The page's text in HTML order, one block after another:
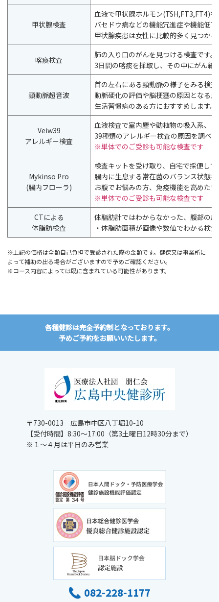
甲状腺検査
血液で甲状腺ホルモン(TSH,FT3,FT4)
バセドウ病などの機能冗進症や機能低
甲状腺疾患は女性に比較的多く見つか
喀痰検査
肺の入り口のがんを見つける検査です。
3日間の喀痰を採取し、その中にがん細
頸動脈超音波
首の左右にある頸動脈の様子をみる検
動脈硬化の評価や脳梗塞の原因となる
生活習慣病のある方におすすめします。
Veiw39
アレルギー検査
血液検査で室内塵や動植物の吸入系、
39種類のアレルギー検査の原因を調べ
※単体でのご受診も可能な検査です
Mykinso Pro
(腸内フローラ)
検査キットを受け取り、自宅で採便し
腸内に生息する常在菌のバランス状態
お腹でお悩みの方、免疫機能を高めた
※単体でのご受診も可能な検査です
CTによる
体脂肪検査
体脂肪計ではわからなかった、腹部の
・体脂肪面積が画像や数値でわかる検
※上記の価格は全額自己負担で受診された際の金額です。健保又は事業所に
よって補助の出る場合がございますので予めご確認ください。
※コース内容によっては既に含まれている可能性があります。
各種健診は完全予約制となっております。
予めご予約をお願いいたします。
〒730-0013 広島市中区八丁堀10-10
【受付時間】8:30～17:00（第3土曜日12時30分まで）
※１～４月は平日のみ営業
082-228-1177